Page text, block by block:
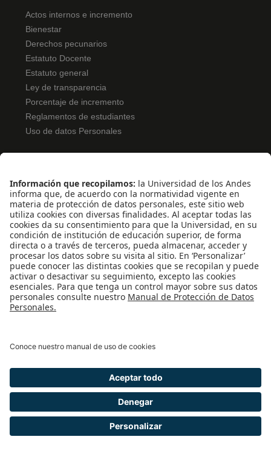
Actos internos e incremento
Bienestar
Derechos pecunarios
Estatuto Docente
Estatuto general
Ley de transparencia
Porcentaje de incremento
Reglamentos de estudiantes
Uso de datos Personales
ENLACES RÁPIDOS
Pentágono
Pentágono Virtual
Bolsa de Ofertas
Solicitud de Monitorías
Inscripción Examen de Clasificación
Reconocimiento como Universidad: Decreto 1297 del 30 de mayo de 1964.
Reconocimiento personería jurídica: Resolución 28 del 23 de febrero de 1949